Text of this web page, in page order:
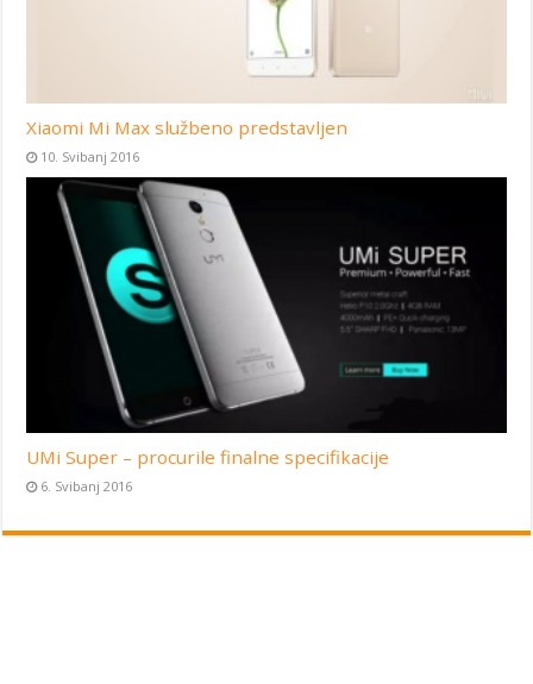
Xiaomi Mi Max službeno predstavljen
10. Svibanj 2016
UMi Super – procurile finalne specifikacije
6. Svibanj 2016